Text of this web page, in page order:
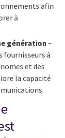
afin
à
génération–
fournisseurs à
et des
la capacité